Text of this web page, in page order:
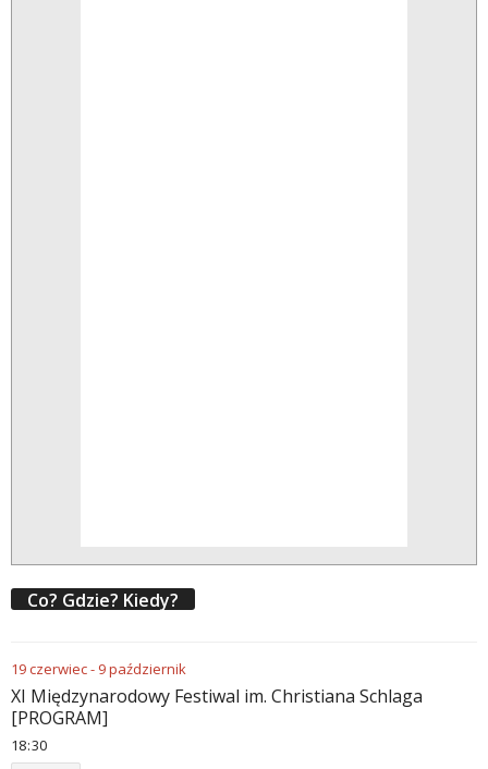
Co? Gdzie? Kiedy?
19czerwiec- 9październik
XI Międzynarodowy Festiwal im. Christiana Schlaga
[PROGRAM]
18 30